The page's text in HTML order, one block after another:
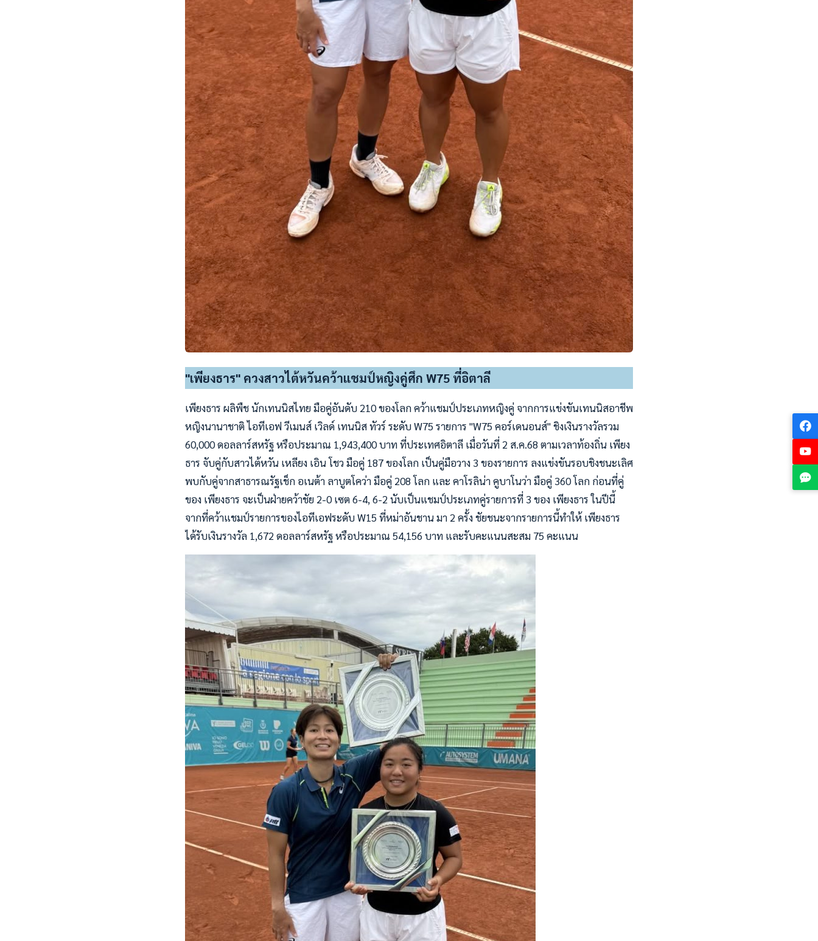
"เพียงธาร" ควงสาวไต้หวันคว้าแชมป์หญิงคู่ศึก W75 ที่อิตาลี
เพียงธาร ผลิพืช นักเทนนิสไทย มือคู่อันดับ 210 ของโลก คว้าแชมป์ประเภทหญิงคู่ จากการแข่งขันเทนนิสอาชีพ
หญิงนานาชาติ ไอทีเอฟ วีเมนส์ เวิลด์ เทนนิส ทัวร์ ระดับ W75 รายการ "W75 คอร์เดนอนส์" ชิงเงินรางวัลรวม
60,000 ดอลลาร์สหรัฐ หรือประมาณ 1,943,400 บาท ที่ประเทศอิตาลี เมื่อวันที่ 2 ส.ค.68 ตามเวลาท้องถิ่น เพียง
ธาร จับคู่กับสาวไต้หวัน เหลียง เอิน โชว มือคู่ 187 ของโลก เป็นคู่มือวาง 3 ของรายการ ลงแข่งขันรอบชิงชนะเลิศ
พบกับคู่จากสาธารณรัฐเช็ก อเนต้า ลาบูตโคว่า มือคู่ 208 โลก และ คาโรลิน่า คูบาโนว่า มือคู่ 360 โลก ก่อนที่คู่
ของ เพียงธาร จะเป็นฝ่ายคว้าชัย 2-0 เซต 6-4, 6-2 นับเป็นแชมป์ประเภทคู่รายการที่ 3 ของ เพียงธาร ในปีนี้
จากที่คว้าแชมป์รายการของไอทีเอฟระดับ W15 ที่หม่าอันชาน มา 2 ครั้ง ชัยชนะจากรายการนี้ทำให้ เพียงธาร
ได้รับเงินรางวัล 1,672 ดอลลาร์สหรัฐ หรือประมาณ 54,156 บาท และรับคะแนนสะสม 75 คะแนน